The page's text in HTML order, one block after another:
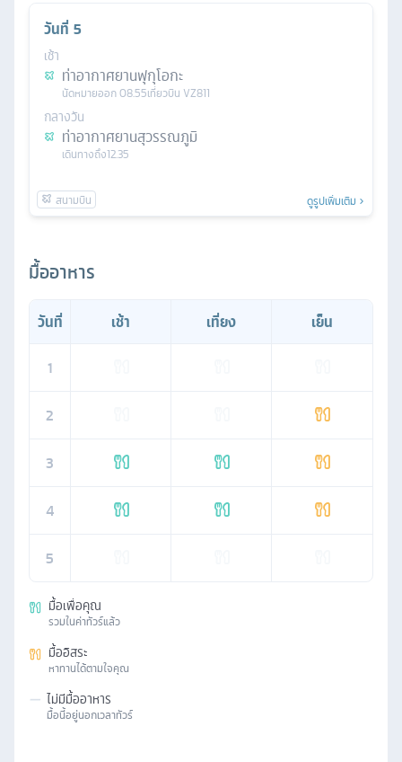
วันที่ 5
เช้า
ท่าอากาศยานฟุกุโอกะ
นัดหมายออก08.55เที่ยวบิน VZ811
กลางวัน
ท่าอากาศยานสุวรรณภูมิ
เดินทางถึง12.35
ดูรูปเพิ่มเติม
มื้ออาหาร
วันที่ เช้า เที่ยง
เย็น
1
2
3
4
5
มื้อเพื่อคุณ
รวมในค่าทัวร์แล้ว
มื้ออิสระ
หาทานได้ตามใจคุณ
— ไม่มีมื้ออาหาร
มื้อนี้อยู่นอกเวลาทัวร์